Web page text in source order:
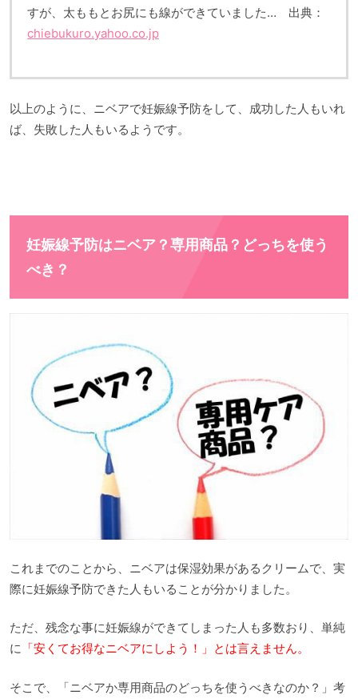
すが、太ももとお尻にも線ができていました… 出典：
chiebukuro.yahoo.co.jp
以上のように、ニベアで妊娠線予防をして、成功した人もいれ
ば、失敗した人もいるようです。
妊娠線予防はニベア？専用商品？どっちを使う
べき？
これまでのことから、ニベアは保湿効果があるクリームで、実
際に妊娠線予防できた人もいることが分かりました。
ただ、残念な事に妊娠線ができてしまった人も多数おり、単純
に 「安くてお得なニベアにしよう！」とは言えません。
そこで、「ニベアか専用商品のどっちを使うべきなのか？」考